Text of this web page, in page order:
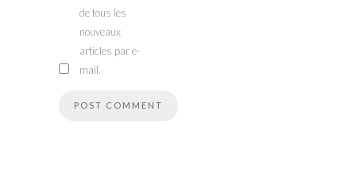
de tous les
nouveaux
articles par e-
mail.